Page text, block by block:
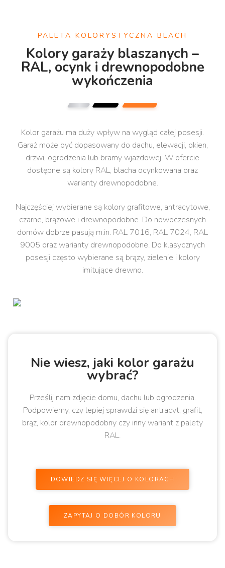
PALETA KOLORYSTYCZNA BLACH
Kolory garaży blaszanych –
RAL, ocynk i drewnopodobne
wykończenia
Kolor garażu ma duży wpływ na wygląd całej posesji.
Garaż może być dopasowany do dachu, elewacji, okien,
drzwi, ogrodzenia lub bramy wjazdowej. W ofercie
dostępne są kolory RAL, blacha ocynkowana oraz
warianty drewnopodobne.
Najczęściej wybierane są kolory grafitowe, antracytowe,
czarne, brązowe i drewnopodobne. Do nowoczesnych
domów dobrze pasują m.in. RAL 7016, RAL 7024, RAL
9005 oraz warianty drewnopodobne. Do klasycznych
posesji często wybierane są brązy, zielenie i kolory
imitujące drewno.
Nie wiesz, jaki kolor garażu
wybrać?
Prześlij nam zdjęcie domu, dachu lub ogrodzenia.
Podpowiemy, czy lepiej sprawdzi się antracyt, grafit,
brąz, kolor drewnopodobny czy inny wariant z palety
RAL.
DOWIEDZ SIĘ WIĘCEJ O KOLORACH
ZAPYTAJ O DOBÓR KOLORU